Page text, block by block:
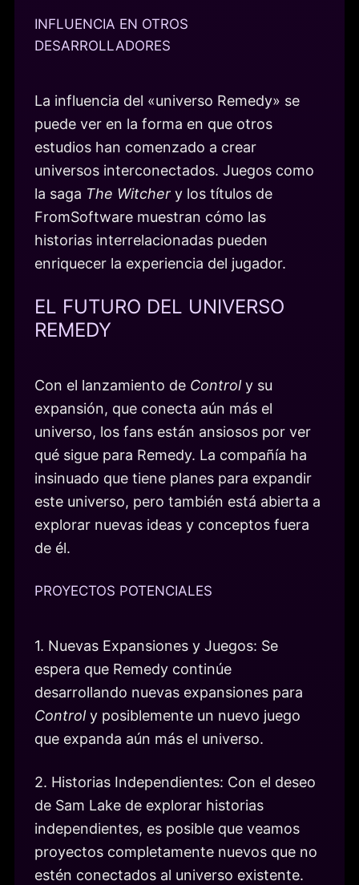
INFLUENCIA EN OTROS
DESARROLLADORES
La influencia del «universo Remedy» se
puede ver en la forma en que otros
estudios han comenzado a crear
universos interconectados. Juegos como
la saga The Witcher y los títulos de
FromSoftware muestran cómo las
historias interrelacionadas pueden
enriquecer la experiencia del jugador.
EL FUTURO DEL UNIVERSO
REMEDY
Con el lanzamiento de Controly su
expansión, que conecta aún más el
universo, los fans están ansiosos por ver
qué sigue para Remedy. La compañía ha
insinuado que tiene planes para expandir
este universo, pero también está abierta a
explorar nuevas ideas y conceptos fuera
de él.
PROYECTOS POTENCIALES
1. Nuevas Expansiones y Juegos: Se
espera que Remedy continúe
desarrollando nuevas expansiones para
Controly posiblemente un nuevo juego
que expanda aún más el universo.
2. Historias Independientes: Con el deseo
de Sam Lake de explorar historias
independientes, es posible que veamos
proyectos completamente nuevos que no
estén conectados al universo existente.